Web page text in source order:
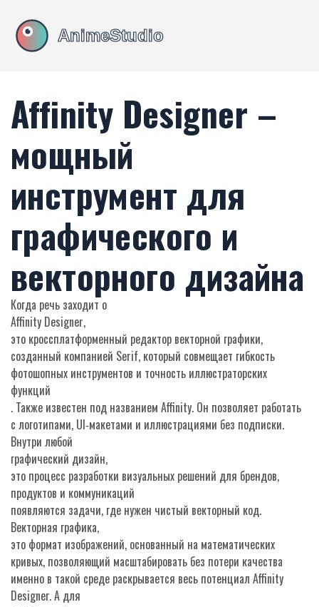
Affinity Designer –
мощный
инструмент для
графического и
векторного дизайна
Когда речь заходит о
Affinity Designer,
это кроссплатформенный редактор векторной графики,
созданный компанией Serif, который совмещает гибкость
фотошопных инструментов и точность иллюстраторских
функций
. Также известен под названием Affinity. Он позволяет работать
с логотипами, UI‑макетами и иллюстрациями без подписки.
Внутри любой
графический дизайн,
это процесс разработки визуальных решений для брендов,
продуктов и коммуникаций
появляются задачи, где нужен чистый векторный код.
Векторная графика,
это формат изображений, основанный на математических
кривых, позволяющий масштабировать без потери качества
именно в такой среде раскрывается весь потенциал Affinity
Designer. А для